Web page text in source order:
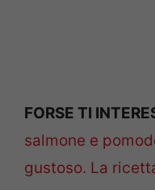
FORSE TI
salmone e
gustoso. La